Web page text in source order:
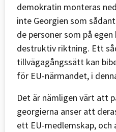
demokratin monteras
inte Georgien som
de personer som på
destruktiv riktning. Ett
tillvägagångssätt kan
för EU-närmandet, i
Det är nämligen värt att
georgierna anser att
ett EU-medlemskap,